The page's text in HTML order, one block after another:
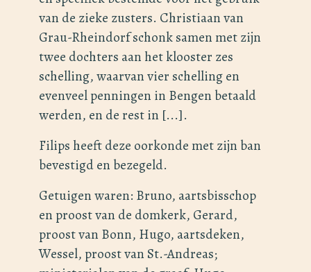
van de zieke zusters. Christiaan van
Grau-Rheindorf schonk samen met zijn
twee dochters aan het klooster zes
schelling, waarvan vier schelling en
evenveel penningen in Bengen betaald
werden, en de rest in [...].
Filips heeft deze oorkonde met zijn ban
bevestigd en bezegeld.
Getuigen waren: Bruno, aartsbisschop
en proost van de domkerk, Gerard,
proost van Bonn, Hugo, aartsdeken,
Wessel, proost van St.-Andreas;